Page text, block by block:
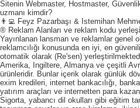
Sitenin Webmaster, Hostmaster,
uzmanı kimdir?
👨‍💻 Feyz Pazarbaşı & Istemihan
® Reklam Alanları ve reklam kodu
Yayınlanan lansman ve reklamlar genel
reklamcılığı konusunda en iyi, en
otomatik olarak (Re'sen)
Amerika, Ingiltere, Almanya ve çeşitli
ürünleridir. Bunlar içerik olarak günlük
exim kredileri, internet bankacılığı,
yatırım araçları ve internetten para
Sigorta, yabancı dil okulları gibi eğitim